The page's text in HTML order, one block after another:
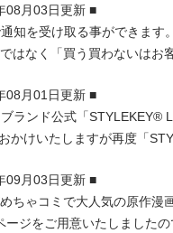
08月03日更新 ■
知を受け取る事ができま
なく「買う買わないはお
08月01日更新 ■
ランド公式「
けいたしますが再度「
09月03日更新 ■
ゃコミで大人気の原作
ジをご用意いたしましたの